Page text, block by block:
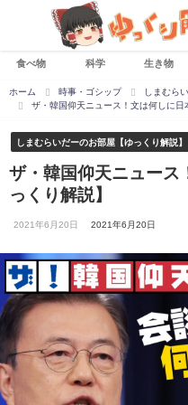
食べ物 科学 生き物
ホーム 時事・ゴシップ
しまむら
ザ・韓国仰天ニュース！文は何しに日
しまむらいだーのお部屋【ゆっくり解説】
ザ・韓国仰天ニュース
っくり解説】
2021年6月20日 2021年6月20日